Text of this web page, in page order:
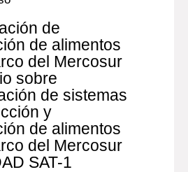
de
de alimentos
del Mercosur
sobre
de sistemas
y
de alimentos
del Mercosur
SAT-1